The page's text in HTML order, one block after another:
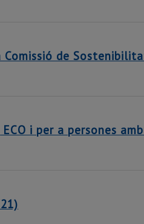
de
i per a persones